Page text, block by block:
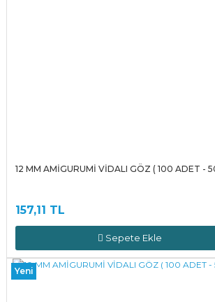
12 MM AMİGURUMİ VİDALI GÖZ ( 100 ADET -
157,11 TL
Sepete Ekle
Yeni